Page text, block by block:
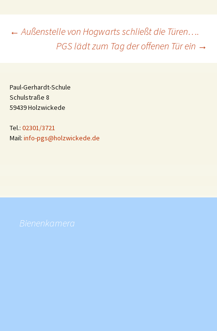
Beitragsnavigation
← Außenstelle von Hogwarts schließt die Türen….
PGS lädt zum Tag der offenen Tür ein →
Paul-Gerhardt-Schule
Schulstraße 8
59439 Holzwickede
Tel.: 02301/3721
Mail: info-pgs@holzwickede.de
Bienenkamera